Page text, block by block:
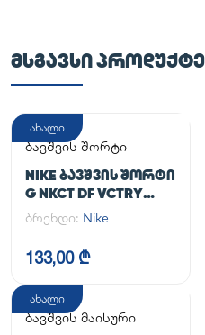
ᲛᲡᲒᲐᲕᲡᲘ
ახალი
ბავშვის შორტი
NIKE ᲑᲐᲕᲨᲕᲘᲡ ᲨᲝᲠᲢᲘ
G NKCT DF VCTRY
FLOUNCY SKRT
ბრენდი: Nike
133,00 ₾
ახალი
ბავშვის მაისური